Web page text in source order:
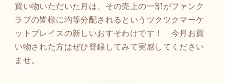
買い物いただいた月は、その売上の一部がファンク
ラブの皆様に均等分配されるというツクツクマーケ
ットプレイスの新しいおすそわけです！ 今月お買
い物された方はぜひ登録してみて実感してください
ませ。